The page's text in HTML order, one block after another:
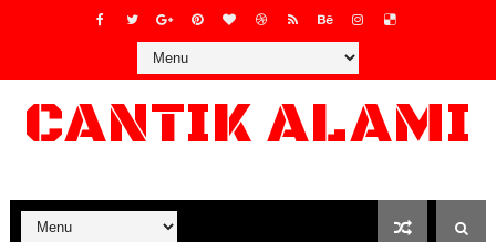
CANTIK ALAMI